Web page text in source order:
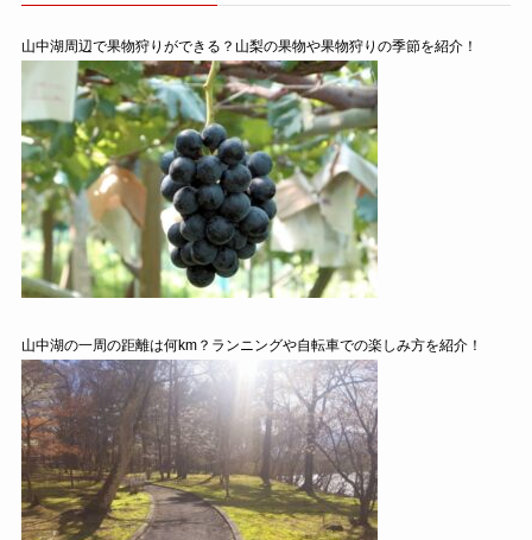
山中湖周辺で果物狩りができる？山梨の果物や果物狩りの季節を紹介！
山中湖の一周の距離は何km？ランニングや自転車での楽しみ方を紹介！